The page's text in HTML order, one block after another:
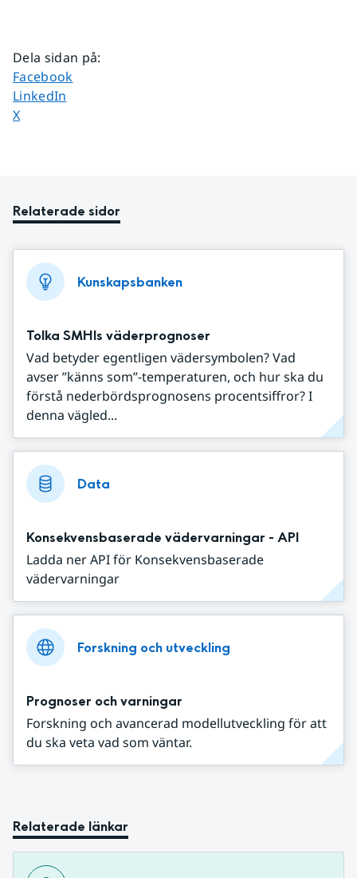
Dela sidan på:
Dela sidan på
Facebook
Dela sidan på
LinkedIn
Dela sidan på
X
Relaterade sidor
Kunskapsbanken
Tolka SMHIs väderprognoser
Vad betyder egentligen vädersymbolen? Vad
avser ”känns som”-temperaturen, och hur ska du
förstå nederbördsprognosens procentsiffror? I
denna vägled...
Data
Konsekvensbaserade vädervarningar - API
Ladda ner API för Konsekvensbaserade
vädervarningar
Forskning och utveckling
Prognoser och varningar
Forskning och avancerad modellutveckling för att
du ska veta vad som väntar.
Relaterade länkar